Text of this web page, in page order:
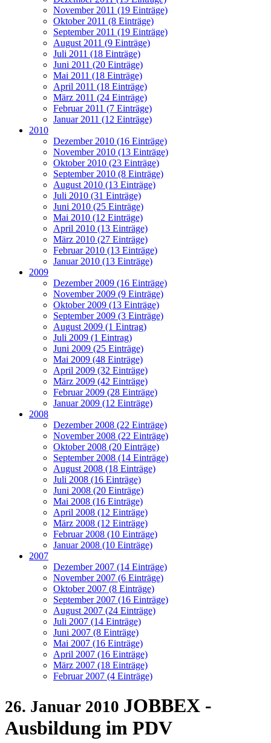
November 2011 (19 Einträge)
Oktober 2011 (8 Einträge)
September 2011 (19 Einträge)
August 2011 (9 Einträge)
Juli 2011 (18 Einträge)
Juni 2011 (20 Einträge)
Mai 2011 (18 Einträge)
April 2011 (18 Einträge)
März 2011 (24 Einträge)
Februar 2011 (7 Einträge)
Januar 2011 (12 Einträge)
2010
Dezember 2010 (16 Einträge)
November 2010 (13 Einträge)
Oktober 2010 (23 Einträge)
September 2010 (8 Einträge)
August 2010 (13 Einträge)
Juli 2010 (31 Einträge)
Juni 2010 (25 Einträge)
Mai 2010 (12 Einträge)
April 2010 (13 Einträge)
März 2010 (27 Einträge)
Februar 2010 (13 Einträge)
Januar 2010 (13 Einträge)
2009
Dezember 2009 (16 Einträge)
November 2009 (9 Einträge)
Oktober 2009 (13 Einträge)
September 2009 (3 Einträge)
August 2009 (1 Eintrag)
Juli 2009 (1 Eintrag)
Juni 2009 (25 Einträge)
Mai 2009 (48 Einträge)
April 2009 (32 Einträge)
März 2009 (42 Einträge)
Februar 2009 (28 Einträge)
Januar 2009 (12 Einträge)
2008
Dezember 2008 (22 Einträge)
November 2008 (22 Einträge)
Oktober 2008 (20 Einträge)
September 2008 (14 Einträge)
August 2008 (18 Einträge)
Juli 2008 (16 Einträge)
Juni 2008 (20 Einträge)
Mai 2008 (16 Einträge)
April 2008 (12 Einträge)
März 2008 (12 Einträge)
Februar 2008 (10 Einträge)
Januar 2008 (10 Einträge)
2007
Dezember 2007 (14 Einträge)
November 2007 (6 Einträge)
Oktober 2007 (8 Einträge)
September 2007 (16 Einträge)
August 2007 (24 Einträge)
Juli 2007 (14 Einträge)
Juni 2007 (8 Einträge)
Mai 2007 (16 Einträge)
April 2007 (16 Einträge)
März 2007 (18 Einträge)
Februar 2007 (4 Einträge)
26. Januar 2010 JOBBEX -
Ausbildung im PDV